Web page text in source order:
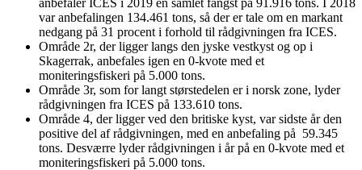
var anbefalingen 134.461 tons, så der er tale om en markant
nedgang på 31 procent i forhold til rådgivningen fra ICES.
Område 2r, der ligger langs den jyske vestkyst og op i
Skagerrak, anbefales igen en 0-kvote med et
moniteringsfiskeri på 5.000 tons.
Område 3r, som for langt størstedelen er i norsk zone, lyder
rådgivningen fra ICES på 133.610 tons.
Område 4, der ligger ved den britiske kyst, var sidste år den
positive del af rådgivningen, med en anbefaling på 59.345
tons. Desværre lyder rådgivningen i år på en 0-kvote med et
moniteringsfiskeri på 5.000 tons.